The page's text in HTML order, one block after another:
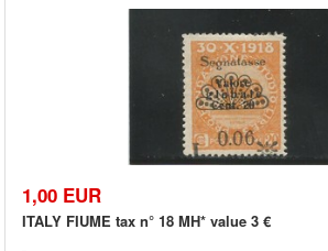
1,00 EUR
ITALY FIUME tax n° 18 MH* value 3 €